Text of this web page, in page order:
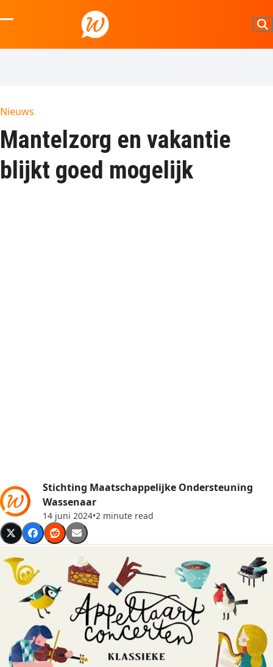
to
mobile
mobile
Nieuws
Mantelzorg en vakantie
blijkt goed mogelijk
Stichting Maatschappelijke Ondersteuning
Wassenaar
14 juni 2024•2 minute read